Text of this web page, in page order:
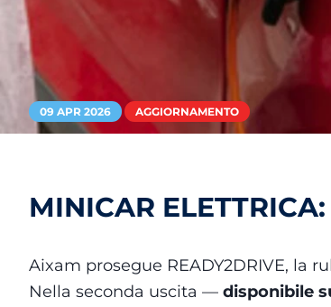
09 APR 2026 AGGIORNAMENTO
MINICAR
Aixam prosegue READY2DRIVE, la
Nella seconda uscita — disponibile